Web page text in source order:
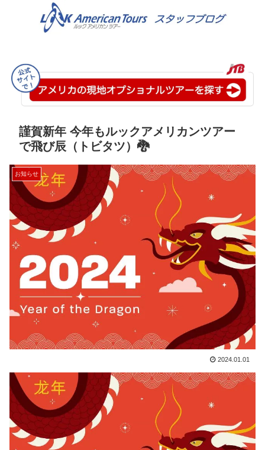
謹賀新年 今年もルックアメリカンツアー
で飛び辰（トビタツ）🐉
お知らせ
2024.01.01